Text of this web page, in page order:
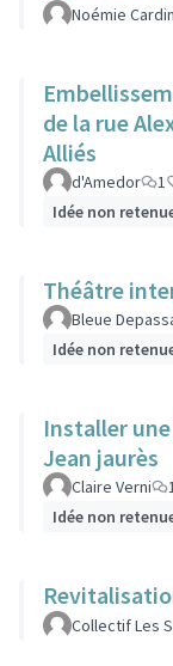
Noémie
de la rue
Alliés
d'Amedor 1
Idée non
Théâtre
Bleue
Idée non
Installer
Jean jaurès
Claire Verni
Idée non
Collectif Les